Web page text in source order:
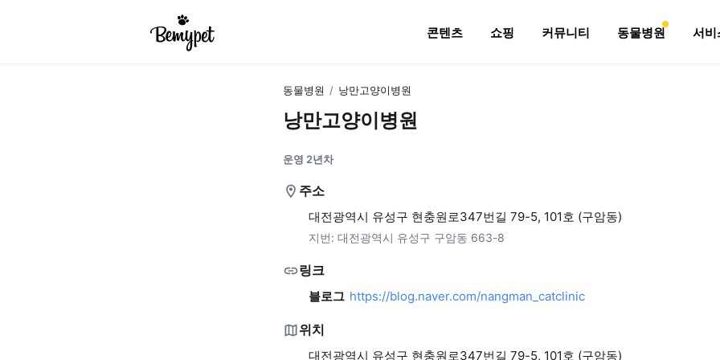
콘텐츠 쇼핑 커뮤니티 동물병원 서비
동물병원 / 낭만고양이병원
낭만고양이병원
운영 2년차
주소
대전광역시 유성구 현충원로347번길 79-5, 101호 (구암동)
지번: 대전광역시 유성구 구암동 663-8
링크
블로그 https://blog.naver.com/nangman_catclinic
위치
대전광역시 유성구 현충원로347번길 79-5, 101호 (구암동)